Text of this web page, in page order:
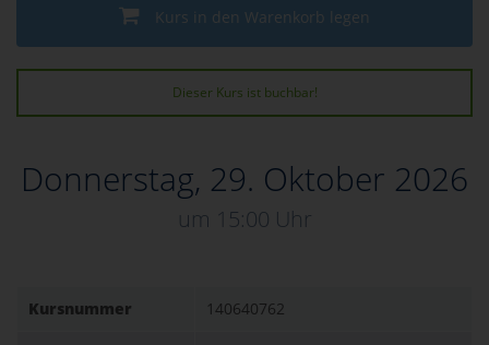
Kurs in den Warenkorb legen
Dieser Kurs ist buchbar!
Donnerstag, 29. Oktober 2026
um 15:00 Uhr
Kursnummer 140640762